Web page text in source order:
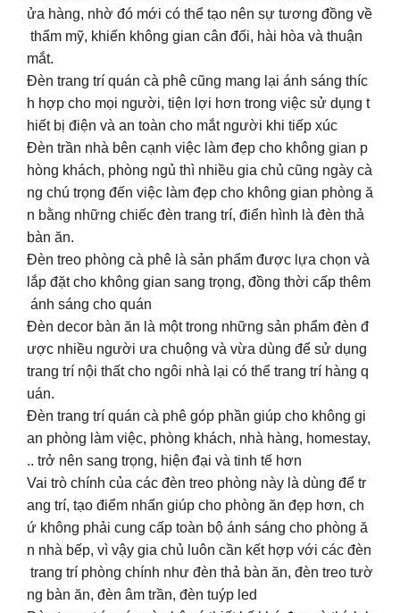
ửa hàng, nhờ đó mới có thể tạo nên sự tương đồng về
thẩm mỹ, khiến không gian cân đối, hài hòa và thuận
mắt.
Đèn trang trí quán cà phê cũng mang lại ánh sáng thíc
h hợp cho mọi người, tiện lợi hơn trong việc sử dụng t
hiết bị điện và an toàn cho mắt người khi tiếp xúc
Đèn trần nhà bên cạnh việc làm đẹp cho không gian p
hòng khách, phòng ngủ thì nhiều gia chủ cũng ngày cà
ng chú trọng đến việc làm đẹp cho không gian phòng ă
n bằng những chiếc đèn trang trí, điển hình là đèn thả
bàn ăn.
Đèn treo phòng cà phê là sản phẩm được lựa chọn và
lắp đặt cho không gian sang trọng, đồng thời cấp thêm
ánh sáng cho quán
Đèn decor bàn ăn là một trong những sản phẩm đèn đ
ược nhiều người ưa chuộng và vừa dùng để sử dụng
trang trí nội thất cho ngôi nhà lại có thể trang trí hàng q
uán.
Đèn trang trí quán cà phê góp phần giúp cho không gi
an phòng làm việc, phòng khách, nhà hàng, homestay,
.. trở nên sang trọng, hiện đại và tinh tế hơn
Vai trò chính của các đèn treo phòng này là dùng để tr
ang trí, tạo điểm nhấn giúp cho phòng ăn đẹp hơn, ch
ứ không phải cung cấp toàn bộ ánh sáng cho phòng ă
n nhà bếp, vì vậy gia chủ luôn cần kết hợp với các đèn
trang trí phòng chính như đèn thả bàn ăn, đèn treo tườ
ng bàn ăn, đèn âm trần, đèn tuýp led